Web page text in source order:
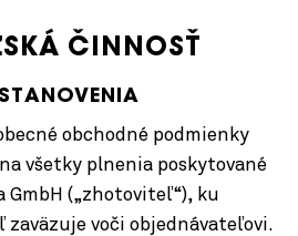
ČINNOSŤ
obchodné podmienky
všetky plnenia poskytované
GmbH („zhotoviteľ“), ku
voči objednávateľovi.